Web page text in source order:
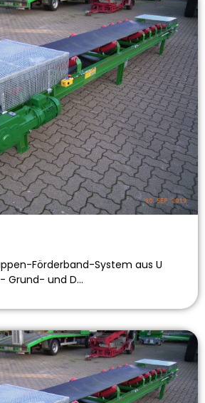
Förderband-System aus U
Grund- und D…